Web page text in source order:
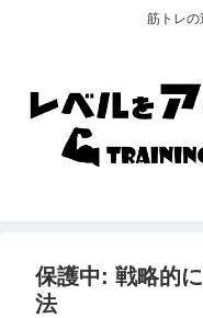
筋トレの
保護中: 戦略的
法